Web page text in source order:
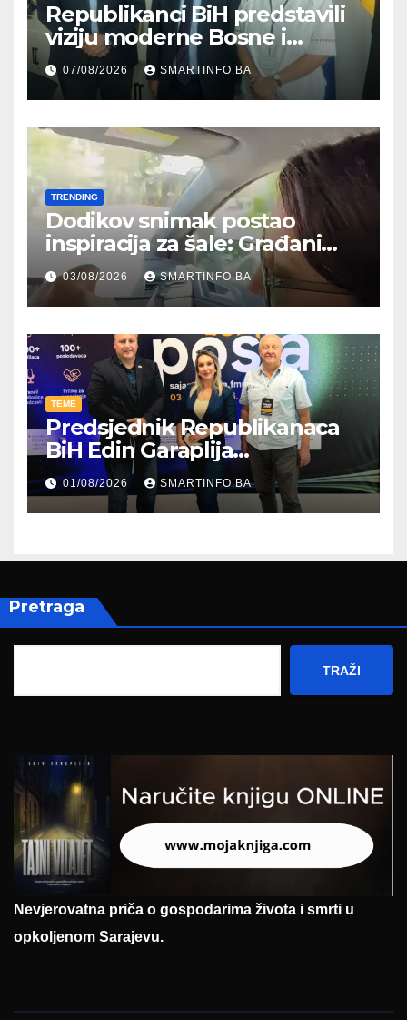
Republikanci BiH predstavili
viziju moderne Bosne i
Hercegovine ambasadoru
Njemačke
07/08/2026 SMARTINFO.BA
TRENDING
Dodikov snimak postao
inspiracija za šale: Građani
kroz parodiju poslali poruku
03/08/2026 SMARTINFO.BA
TEME
Predsjednik Republikanaca
BiH Edin Garaplija
prisustvovao prezentaciji
Federalnog sajma
zapošljavanja
01/08/2026 SMARTINFO.BA
Pretraga
TRAŽI
Nevjerovatna priča o gospodarima života i smrti u
opkoljenom Sarajevu.